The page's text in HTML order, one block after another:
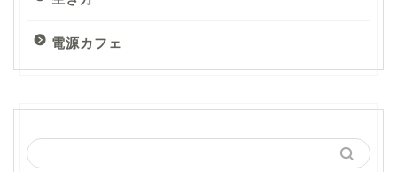
電源カフェ